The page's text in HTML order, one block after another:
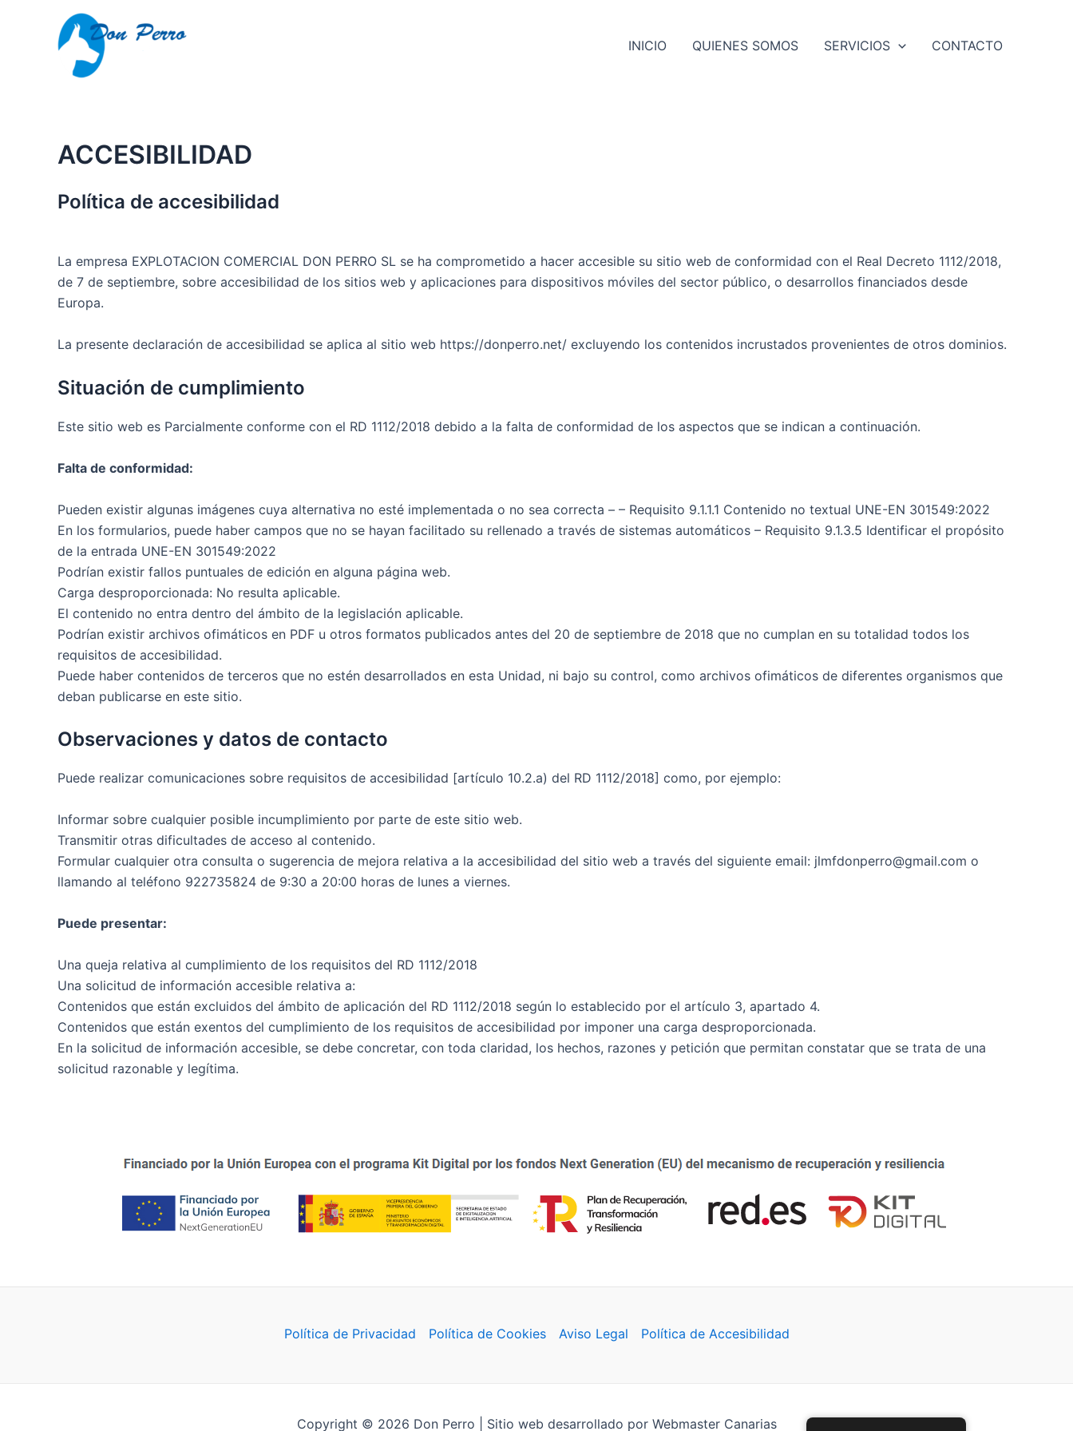
contenido
INICIO QUIENES SOMOS SERVICIOS CONTACTO
ACCESIBILIDAD
Política de accesibilidad
La empresa EXPLOTACION COMERCIAL DON PERRO SL se ha comprometido a hacer accesible su sitio web de conformidad con el Real Decreto 1112/2018,
de 7 de septiembre, sobre accesibilidad de los sitios web y aplicaciones para dispositivos móviles del sector público, o desarrollos financiados desde
Europa.
La presente declaración de accesibilidad se aplica al sitio web https://donperro.net/ excluyendo los contenidos incrustados provenientes de otros dominios.
Situación de cumplimiento
Este sitio web es Parcialmente conforme con el RD 1112/2018 debido a la falta de conformidad de los aspectos que se indican a continuación.
Falta de conformidad:
Pueden existir algunas imágenes cuya alternativa no esté implementada o no sea correcta – – Requisito 9.1.1.1 Contenido no textual UNE-EN 301549:2022
En los formularios, puede haber campos que no se hayan facilitado su rellenado a través de sistemas automáticos – Requisito 9.1.3.5 Identificar el propósito
de la entrada UNE-EN 301549:2022
Podrían existir fallos puntuales de edición en alguna página web.
Carga desproporcionada: No resulta aplicable.
El contenido no entra dentro del ámbito de la legislación aplicable.
Podrían existir archivos ofimáticos en PDF u otros formatos publicados antes del 20 de septiembre de 2018 que no cumplan en su totalidad todos los
requisitos de accesibilidad.
Puede haber contenidos de terceros que no estén desarrollados en esta Unidad, ni bajo su control, como archivos ofimáticos de diferentes organismos que
deban publicarse en este sitio.
Observaciones y datos de contacto
Puede realizar comunicaciones sobre requisitos de accesibilidad [artículo 10.2.a) del RD 1112/2018] como, por ejemplo:
Informar sobre cualquier posible incumplimiento por parte de este sitio web.
Transmitir otras dificultades de acceso al contenido.
Formular cualquier otra consulta o sugerencia de mejora relativa a la accesibilidad del sitio web a través del siguiente email: jlmfdonperro@gmail.com o
llamando al teléfono 922735824 de 9:30 a 20:00 horas de lunes a viernes.
Puede presentar:
Una queja relativa al cumplimiento de los requisitos del RD 1112/2018
Una solicitud de información accesible relativa a:
Contenidos que están excluidos del ámbito de aplicación del RD 1112/2018 según lo establecido por el artículo 3, apartado 4.
Contenidos que están exentos del cumplimiento de los requisitos de accesibilidad por imponer una carga desproporcionada.
En la solicitud de información accesible, se debe concretar, con toda claridad, los hechos, razones y petición que permitan constatar que se trata de una
solicitud razonable y legítima.
Política de Privacidad Política de Cookies Aviso Legal Política de Accesibilidad
Copyright © 2026 Don Perro | Sitio web desarrollado por Webmaster Canarias